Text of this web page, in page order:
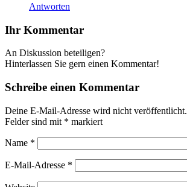
Antworten
Ihr Kommentar
An Diskussion beteiligen?
Hinterlassen Sie gern einen Kommentar!
Schreibe einen Kommentar
Deine E-Mail-Adresse wird nicht veröffentlicht.
Felder sind mit * markiert
Name *
E-Mail-Adresse *